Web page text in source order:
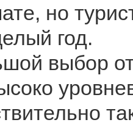
но
год.
выбор